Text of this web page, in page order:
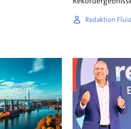
Redaktion Fluid